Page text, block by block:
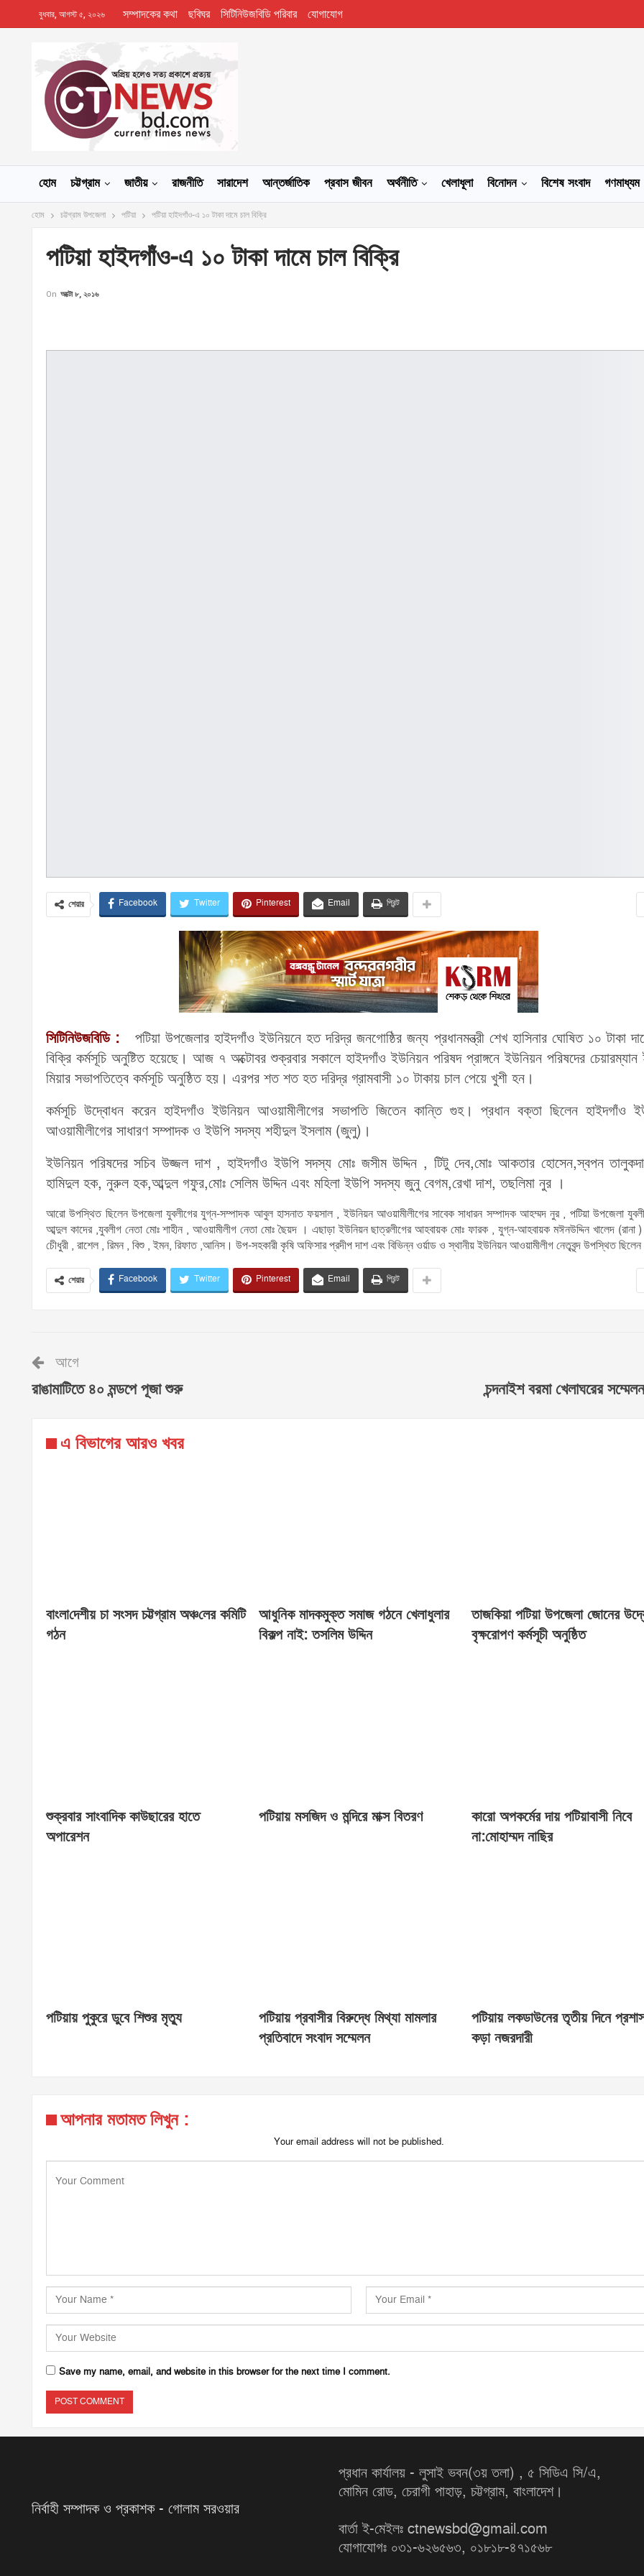
বুধবার, আগস্ট ৫, ২০২৬ সম্পাদকের কথা ছবিঘর সিটিনিউজবিডি পরিবার যোগাযোগ
হোম চট্টগ্রাম জাতীয় রাজনীতি সারাদেশ আন্তর্জাতিক প্রবাস জীবন অর্থনীতি খেলাধূলা বিনোদন বিশেষ সংবাদ গণমাধ্যম
হোম চট্টগ্রাম উপজেলা পটিয়া পটিয়া হাইদগাঁও-এ ১০ টাকা দামে চাল বিক্রি
পটিয়া হাইদগাঁও-এ ১০ টাকা দামে চাল বিক্রি
On অক্টো ৮, ২০১৬
শেয়ার Facebook Twitter Pinterest Email প্রিন্ট
সিটিনিউজবিডি :
পটিয়া উপজেলার হাইদগাঁও ইউনিয়নে হত দরিদ্র জনগোষ্ঠির জন্য প্রধানমন্ত্রী শেখ হাসিনার ঘোষিত ১০ টাকা
বিক্রি কর্মসূচি অনুষ্টিত হয়েছে। আজ ৭ অক্টোবর শুক্রবার সকালে হাইদগাঁও ইউনিয়ন পরিষদ প্রাঙ্গনে ইউনিয়ন পরিষদের
মিয়ার সভাপতিত্বে কর্মসূচি অনুষ্ঠিত হয়। এরপর শত শত হত দরিদ্র গ্রামবাসী ১০ টাকায় চাল পেয়ে খুশী হন।
কর্মসূচি উদ্বোধন করেন হাইদগাঁও ইউনিয়ন আওয়ামীলীগের সভাপতি জিতেন কান্তি গুহ। প্রধান বক্তা ছিলেন হাইদগাঁও
আওয়ামীলীগের সাধারণ সম্পাদক ও ইউপি সদস্য শহীদুল ইসলাম (জুলু)।
ইউনিয়ন পরিষদের সচিব উজ্জল দাশ , হাইদগাঁও ইউপি সদস্য মোঃ জসীম উদ্দিন , টিটু দেব,মোঃ আকতার হোসেন,স্বপন
হামিদুল হক, নুরুল হক,আব্দুল গফুর,মোঃ সেলিম উদ্দিন এবং মহিলা ইউপি সদস্য জুনু বেগম,রেখা দাশ, তছলিমা নুর ।
আরো উপস্থিত ছিলেন উপজেলা যুবলীগের যুগ্ন-সম্পাদক আবুল হাসনাত ফয়সাল , ইউনিয়ন আওয়ামীলীগের সাবেক সাধারন সম্পাদক আহম্মদ নুর , পটিয়া উপজেলা
আব্দুল কাদের ,যুবলীগ নেতা মোঃ শাহীন , আওয়ামীলীগ নেতা মোঃ ছৈয়দ । এছাড়া ইউনিয়ন ছাত্রলীগের আহবায়ক মোঃ ফারক , যুগ্ন-আহবায়ক মঈনউদ্দিন খালেদ (রানা
চেীধুরী , রাশেল , রিমন , বিশু , ইমন, রিফাত ,আনিস। উপ-সহকারী কৃষি অফিসার প্রদীপ দাশ এবং বিভিন্ন ওর্য়াড ও স্থানীয় ইউনিয়ন আওয়ামীলীগ নেতৃবৃন্দ উপস্থিত
শেয়ার Facebook Twitter Pinterest Email প্রিন্ট
আগে
রাঙামাটিতে ৪০ মন্ডপে পূজা শুরু চন্দনাইশ বরমা খেলাঘরের
এ বিভাগের আরও খবর
বাংলা‌দেশীয় চা সংসদ চট্টগ্রাম অঞ্চ‌লের ক‌মি‌টি
গঠন
আধুনিক মাদকমুক্ত সমাজ গঠনে খেলাধুলার
বিকল্প নাই: তসলিম উদ্দিন
তাজকিয়া পটিয়া উপজেলা জোনের
বৃক্ষরোপণ কর্মসূচী অনুষ্ঠিত
শুক্রবার সাংবাদিক কাউছারের হাতে
অপারেশন
পটিয়ায় মসজিদ ও মন্দিরে মাক্স বিতরণ
কারো অপকর্মের দায় পটিয়াবাসী নিবে
না:মোহাম্মদ নাছির
পটিয়ায় পুকুরে ডুবে শিশুর মৃত্যু
পটিয়ায় প্রবাসীর বিরুদ্ধে মিথ্যা মামলার
প্রতিবাদে সংবাদ সম্মেলন
পটিয়ায় লকডাউনের তৃতীয় দিনে
কড়া নজরদারী
আপনার মতামত লিখুন :
Your email address will not be published.
Save my name, email, and website in this browser for the next time I comment.
নির্বাহী সম্পাদক ও প্রকাশক - গোলাম সরওয়ার
প্রধান কার্যালয় - লুসাই ভবন(৩য় তলা) , ৫ সিডিএ সি/এ,
মোমিন রোড, চেরাগী পাহাড়, চট্টগ্রাম, বাংলাদেশ।
বার্তা ই-মেইলঃ ctnewsbd@gmail.com
যোগাযোগঃ ০৩১-৬২৬৫৬৩, ০১৮১৮-৪৭১৫৬৮